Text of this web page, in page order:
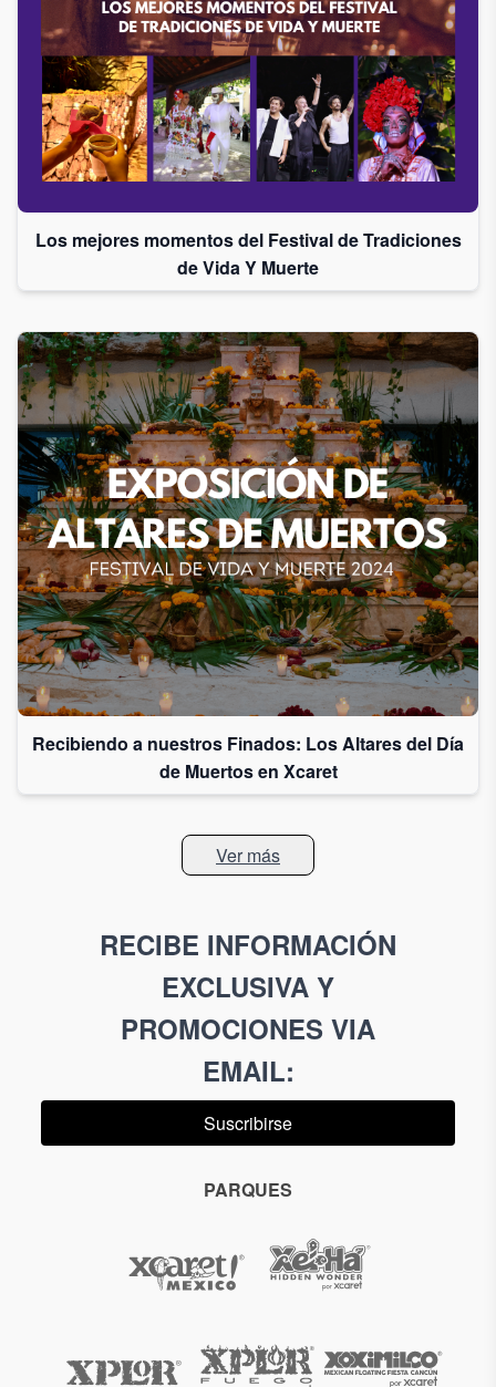
Los mejores momentos del Festival de Tradiciones
de Vida Y Muerte
Recibiendo a nuestros Finados: Los Altares del Día
de Muertos en Xcaret
Ver más
RECIBE INFORMACIÓN
EXCLUSIVA Y
PROMOCIONES VIA
EMAIL:
Suscribirse
PARQUES